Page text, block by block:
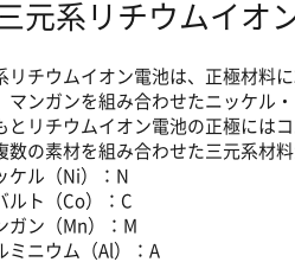
元系リチウムイオ
リチウムイオン電池は、正極材料
マンガンを組み合わせたニッケル
とリチウムイオン電池の正極には
数の素材を組み合わせた三元系材料
ケル（Ni）：N
ルト（Co）：C
ガン（Mn）：M
ミニウム（Al）：A